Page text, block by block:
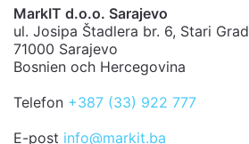
MarkIT d.o.o. Sarajevo
ul. Josipa Štadlera br. 6, Stari Grad
71000 Sarajevo
Bosnien och Hercegovina
Telefon +387 (33) 922 777
E-post info@markit.ba